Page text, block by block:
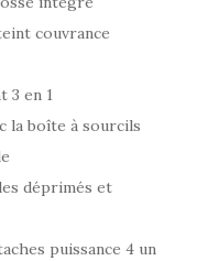
couvrance
3 en 1
la boîte à sourcils
déprimés et
puissance 4 un